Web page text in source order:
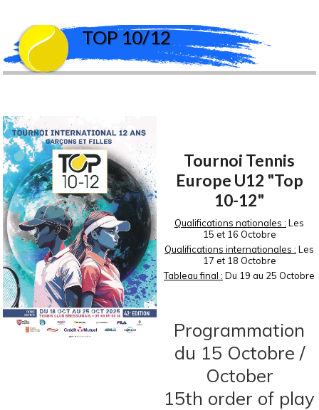
TOP 10/12
Tournoi Tennis
Europe U12 "Top
10-12"
Qualifications nationales : Les
15 et 16 Octobre
Qualifications internationales : Les
17 et 18 Octobre
Tableau final : Du 19 au 25 Octobre
Programmation
du 15 Octobre /
October
15th order of play